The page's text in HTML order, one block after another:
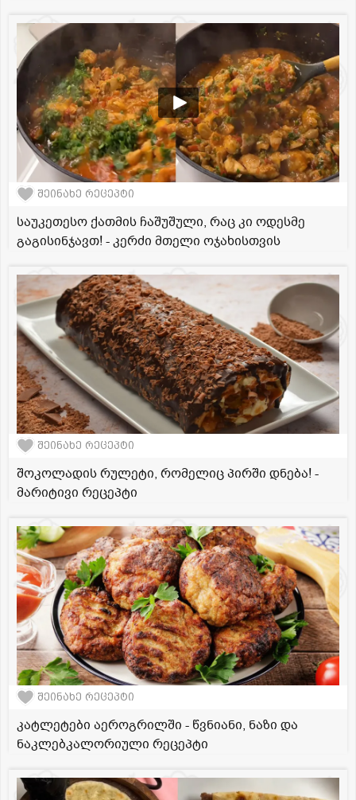
შეინახე რეცეპტი
საუკეთესო ქათმის ჩაშუშული, რაც კი ოდესმე
გაგისინჯავთ! - კერძი მთელი ოჯახისთვის
შეინახე რეცეპტი
შოკოლადის რულეტი, რომელიც პირში დნება! -
მარიტივი რეცეპტი
შეინახე რეცეპტი
კატლეტები აეროგრილში - წვნიანი, ნაზი და
ნაკლებკალორიული რეცეპტი